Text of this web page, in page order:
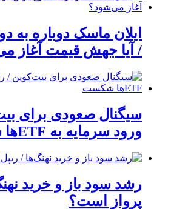
ایلان ماسک دوباره
/ آیا جهش قیمت آغاز
سیگنال صعودی برای
ورود سرمایه به ETFها شکست
رشد سود باز و خرید
پرواز است؟